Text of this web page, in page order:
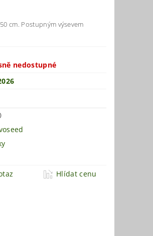
cm. Postupným výsevem
nedostupné
Hlídat cenu